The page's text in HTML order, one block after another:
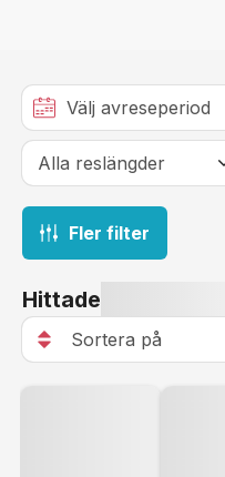
Fler filter
Hittade